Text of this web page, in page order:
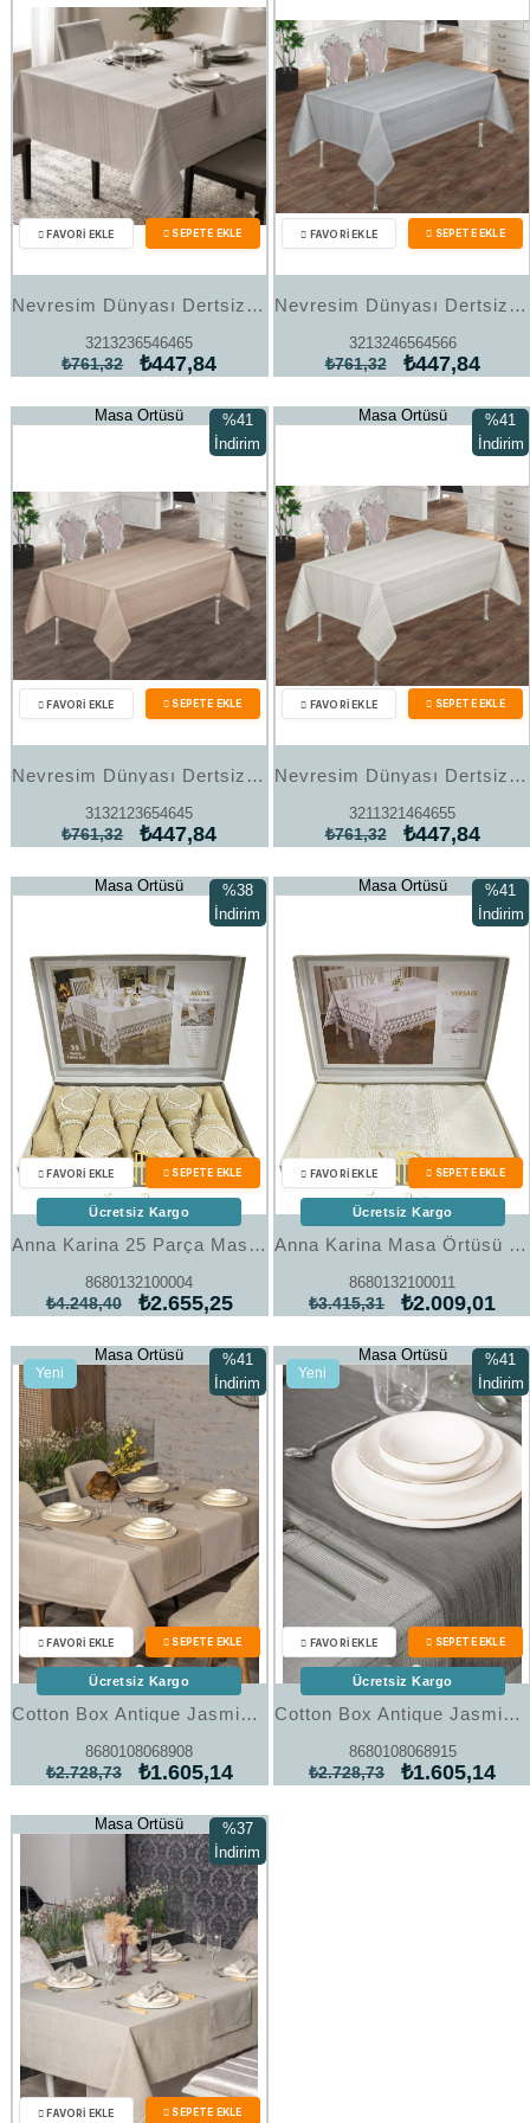
Nevresim Dünyası Dertsiz Masa Örtüsü 160x220 Taş Rengi
3213236546465
₺447,84
₺761,32
Nevresim Dünyası Dertsiz Masa Örtüsü 160x220 Gri
3213246564566
₺447,84
₺761,32
Masa Örtüsü
Nevresim Dünyası Dertsiz Masa Örtüsü 160x220 Bej
3132123654645
₺447,84
₺761,32
%41
İndirim
Masa Örtüsü
Nevresim Dünyası Dertsiz Masa Örtüsü 160x220 Krem
3211321464655
₺447,84
₺761,32
%41
İndirim
Masa Örtüsü
Anna Karina 25 Parça Masa Örtüsü Seti Midye Cappuccino
8680132100004
₺2.655,25
₺4.248,40
%38
İndirim
Ücretsiz Kargo
Masa Örtüsü
Anna Karina Masa Örtüsü Versace Krem
8680132100011
₺2.009,01
₺3.415,31
%41
İndirim
Ücretsiz Kargo
Masa Örtüsü
Cotton Box Antique Jasmine Bej Keten Masa Örtüsü
8680108068908
₺1.605,14
₺2.728,73
%41
İndirim
%41İndirim
Ücretsiz Kargo
Yeni
Ürün
Masa Örtüsü
Cotton Box Antique Jasmine Gri Keten Masa Örtüsü
8680108068915
₺1.605,14
₺2.728,73
%41
İndirim
Ücretsiz Kargo
Yeni
Masa Örtüsü
%37
İndirim
%37İndirim